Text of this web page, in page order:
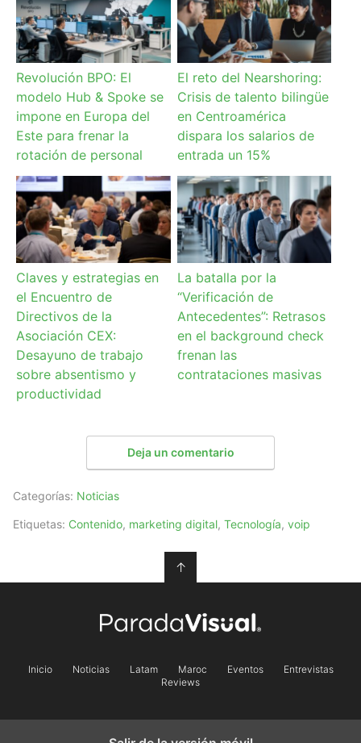
Revolución BPO: El
modelo Hub & Spoke se
impone en Europa del
Este para frenar la
rotación de personal
El reto del Nearshoring:
Crisis de talento bilingüe
en Centroamérica
dispara los salarios de
entrada un 15%
Claves y estrategias en
el Encuentro de
Directivos de la
Asociación CEX:
Desayuno de trabajo
sobre absentismo y
productividad
La batalla por la
“Verificación de
Antecedentes”: Retrasos
en el background check
frenan las
contrataciones masivas
Deja un comentario
Categorías: Noticias
Etiquetas: Contenido, marketing digital, Tecnología, voip
↑
Inicio Noticias Latam Maroc Eventos
Entrevistas
Reviews